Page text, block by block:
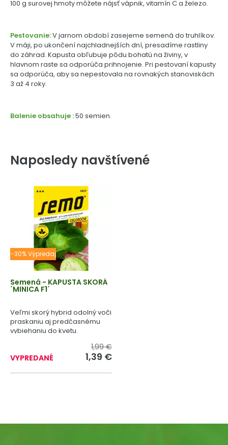
100 g surovej hmoty môžete nájsť vápnik, vitamín C a železo.
Pestovanie:V jarnom období zasejeme semená do truhlíkov.
V máji, po ukončení najchladnejších dní, presadíme rastliny
do záhrad. Kapusta obľubuje pôdu bohatú na živiny, v
hlavnom raste sa odporúča prihnojenie. Pri pestovaní kapusty
sa odporúča, aby sa nepestovala na rovnakých stanoviskách
3 až 4 roky.
Balenie obsahuje :50 semien.
Naposledy navštívené
-30% Výpredaj
Semená - KAPUSTA SKORÁ
´MINICA F1´
Veľmi skorý hybrid odolný voči
praskaniu aj predčasnému
vybiehaniu do kvetu.
VYPREDANÉ
1,99 €
1,39 €